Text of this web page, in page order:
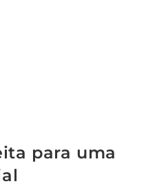
para uma